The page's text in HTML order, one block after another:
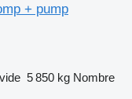
+ pump
5 850 kg Nombre